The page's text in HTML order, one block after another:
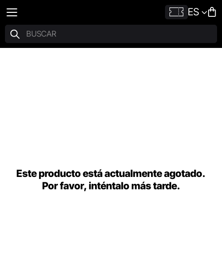
ES
Este producto está actualmente agotado.
Por favor, inténtalo más tarde.